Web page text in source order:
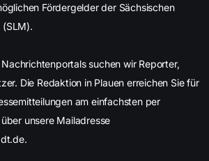
Fördergelder der Sächsischen
(SLM).
suchen wir Reporter,
Die Redaktion in Plauen erreichen Sie für
am einfachsten per
unsere Mailadresse